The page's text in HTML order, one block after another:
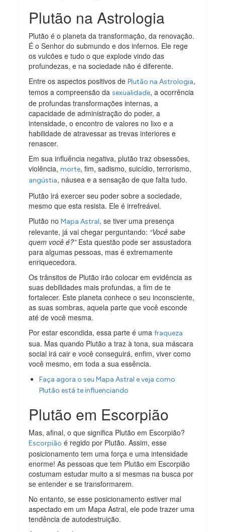
Plutão na Astrologia
Plutão é o planeta da transformação, da renovação.
É o Senhor do submundo e dos infernos. Ele rege
os vulcões e tudo o que explode vindo das
profundezas, e na sociedade não é diferente.
Entre os aspectos positivos dePlutão na Astrologia,
temos a compreensão dasexualidade, a ocorrência
de profundas transformações internas, a
capacidade de administração do poder, a
intensidade, o encontro de valores no lixo e a
habilidade de atravessar as trevas interiores e
renascer.
Em sua influência negativa, plutão traz obsessões,
violência,morte, fim, sadismo, suicídio, terrorismo,
angústia, náusea e a sensação de que falta tudo.
Plutão irá exercer seu poder sobre a sociedade,
mesmo que esta resista. Ele é irrefreável.
Plutão noMapa Astral, se tiver uma presença
relevante, já vai chegar perguntando: “Você sabe
quem você é?”Esta questão pode ser assustadora
para algumas pessoas, mas é extremamente
enriquecedora.
Os trânsitos de Plutão irão colocar em evidência as
suas debilidades mais profundas, a fim de te
fortalecer. Este planeta conhece o seu inconsciente,
as suas sombras, aquela parte que você esconde
até de você mesma.
Por estar escondida, essa parte é umafraqueza
sua. Mas quando Plutão a traz à tona, sua máscara
social irá cair e você conseguirá, enfim, viver como
você mesmo, em toda a sua essência.
Faça agora o seu Mapa Astral e veja como
Plutão está te influenciando
Plutão em Escorpião
Mas, afinal, o que significa Plutão em Escorpião?
Escorpião é regido por Plutão. Assim, esse
posicionamento tem uma força e uma intensidade
enorme! As pessoas que tem Plutão em Escorpião
costumam estudar muito a si mesmas na busca por
se entender e se transformarem.
No entanto, se esse posicionamento estiver mal
aspectado em um Mapa Astral, ele pode trazer uma
tendência de autodestruição.